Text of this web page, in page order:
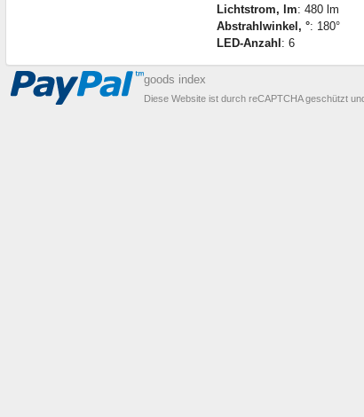
Lichtstrom, lm: 480 lm
Abstrahlwinkel, °: 180°
LED-Anzahl : 6
goods index
Diese Website ist durch reCAPTCHA geschützt